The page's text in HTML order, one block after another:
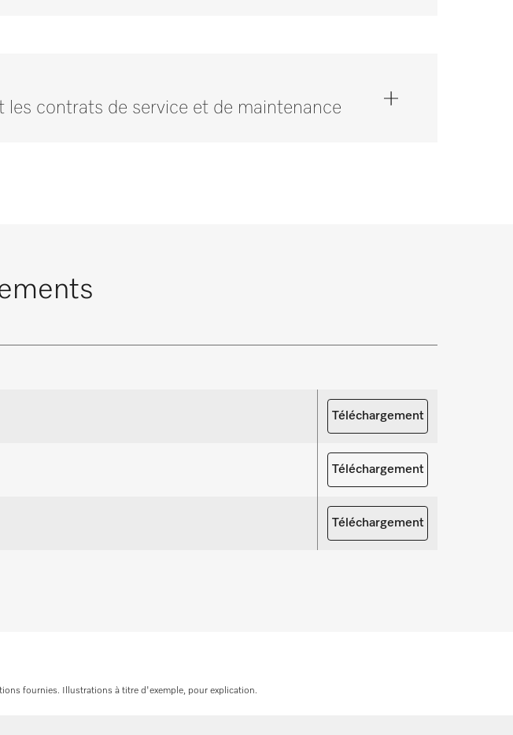
Commander des pièces de rechange
les contrats de service et de maintenance
et à protéger ainsi votre investissement. Nous proposons une solution
Téléchargement
Téléchargement
Téléchargement
fournies. Illustrations à titre d'exemple, pour explication.